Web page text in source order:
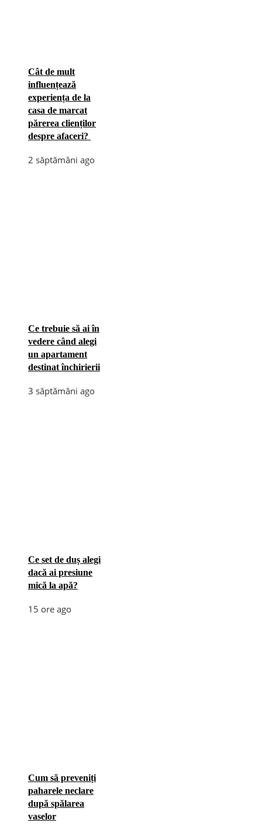
Cât de mult
influențează
experiența de la
casa de marcat
părerea clienților
despre afaceri?
2 săptămâni ago
Ce trebuie să ai în
vedere când alegi
un apartament
destinat închirierii
3 săptămâni ago
Ce set de duș alegi
dacă ai presiune
mică la apă?
15 ore ago
Cum să preveniți
paharele neclare
după spălarea
vaselor